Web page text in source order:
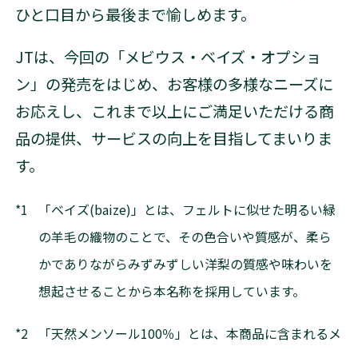
ひと口目から最後まで愉しめます。
JTは、今回の「メビウス・ベイズ・オプショ
ン」の発売をはじめ、お客様の多様なニーズに
お応えし、これまで以上にご満足いただける商
品の提供、サービスの向上を目指してまいりま
す。
*1
「ベイズ(baize)」とは、フェルトに似せた明るい緑
の羊毛の織物のことで、その色合いや質感が、柔ら
かでありながらみずみずしい洋梨の質感や味わいを
想起させることから本名称を採用しています。
*2
「天然メンソール100％」とは、本商品に含まれるメ